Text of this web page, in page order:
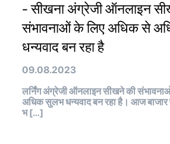
- सीखना अंग्रेजी ऑनलाइन
संभावनाओं के लिए अधिक से
धन्यवाद बन रहा है
09.08.2023
लर्निंग अंग्रेजी ऑनलाइन सीखने की
अधिक सुलभ धन्यवाद बन रहा है। आज बाजार
भ […]